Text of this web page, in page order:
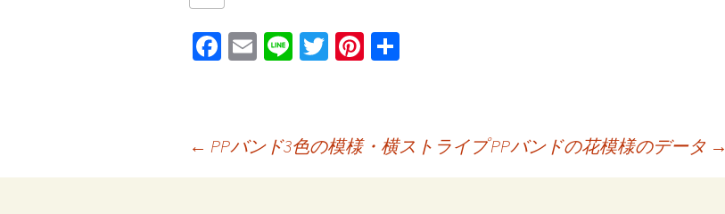
Fa
o
o
k
E
Li T
er
Pi
es
t
← PPバンド3色の模様・横ストライプPPバンドの花模様のデータ →